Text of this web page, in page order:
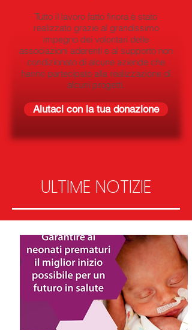
Tutto il lavoro fatto finora è stato
realizzato grazie al grandissimo
impegno dei volontari delle
associazioni aderenti e al supporto non
condizionato di alcune aziende che
hanno partecipato alla realizzazione di
alcuni progetti.
Aiutaci con la tua donazione
ULTIME NOTIZIE